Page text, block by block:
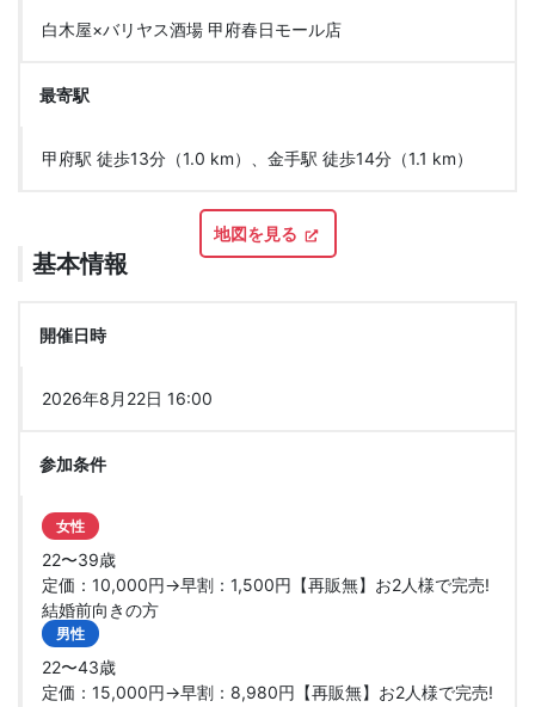
白木屋×バリヤス酒場 甲府春日モール店
最寄駅
甲府駅 徒歩13分（1.0 km）、金手駅 徒歩14分（1.1 km）
地図を見る
基本情報
開催日時
2026年8月22日 16:00
参加条件
女性
22〜39歳
定価：10,000円→早割：1,500円【再販無】お2人様で完売!
結婚前向きの方
男性
22〜43歳
定価：15,000円→早割：8,980円【再販無】お2人様で完売!